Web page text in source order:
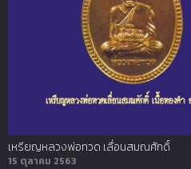
เหรียญหลวงพ่อทวด เลื่อนสมณศักดิ์
15 ตุลาคม 2563